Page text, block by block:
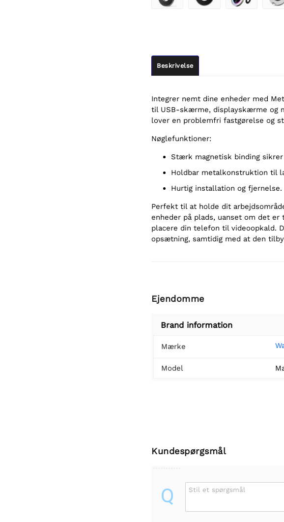
Beskrivelse
Integrer nemt dine enheder med
til USB-skærme, displayskærme og
lover en problemfri fastgørelse og
Nøglefunktioner:
Stærk magnetisk binding
Holdbar metalkonstruktion til
Hurtig installation og fjernelse.
Perfekt til at holde dit
enheder på plads, uanset om det
placere din telefon til videoopkald.
opsætning, samtidig med at den
Ejendomme
Brand information
Mærke
Model
Kundespørgsmål
Q Stil et spørgsmål